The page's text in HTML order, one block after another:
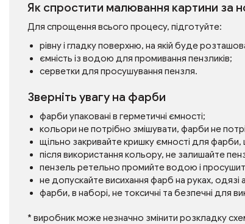
Як спростити малювання картини за
Для спрощення всього процесу, підготуйте:
рівну і гладку поверхню, на якій буде
ємність із водою для промивання пензликів;
серветки для просушування пензля.
Зверніть увагу на фарби
фарби упаковані в герметичні ємності;
кольори не потрібно змішувати, фарби не
щільно закривайте кришку ємності для
після використання кольору, не залишайте
пензель ретельно промийте водою і
не допускайте висихання фарб на руках,
фарби, в наборі, не токсичні та безпечні для
* виробник може незначно змінити розкладку